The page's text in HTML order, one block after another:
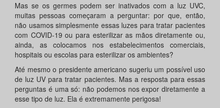
Mas se os germes podem ser inativados com a luz UVC,
muitas pessoas começaram a perguntar: por que, então,
não usamos simplesmente essas luzes para tratar pacientes
com COVID-19 ou para esterilizar as mãos diretamente ou,
ainda, as colocamos nos estabelecimentos comerciais,
hospitais ou escolas para esterilizar os ambientes?
Até mesmo o presidente americano sugeriu um possível uso
de luz UV para tratar pacientes. Mas a resposta para essas
perguntas é uma só: não podemos nos expor diretamente a
esse tipo de luz. Ela é extremamente perigosa!